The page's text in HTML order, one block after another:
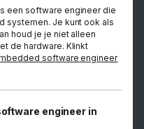
een software engineer die
systemen. Je kunt ook als
houd je je niet alleen
de hardware. Klinkt
software engineer
engineer in